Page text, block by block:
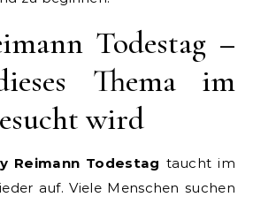
Todestag –
Thema im
wird
Reimann Todestag taucht im
auf. Viele Menschen suchen